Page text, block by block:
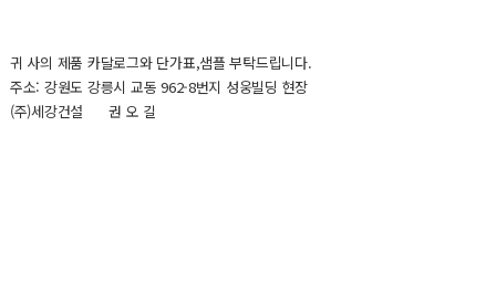
귀 사의 제품 카달로그와 단가표,샘플 부탁드립니다.
주소: 강원도 강릉시 교동 962-8번지 성웅빌딩 현장
(주)세강건설 권 오 길